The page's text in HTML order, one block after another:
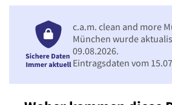
c.a.m. clean and more
München wurde
09.08.2026.
Eintragsdaten vom